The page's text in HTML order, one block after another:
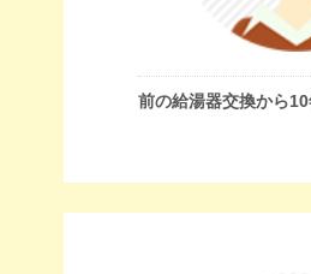
前の給湯器交換から